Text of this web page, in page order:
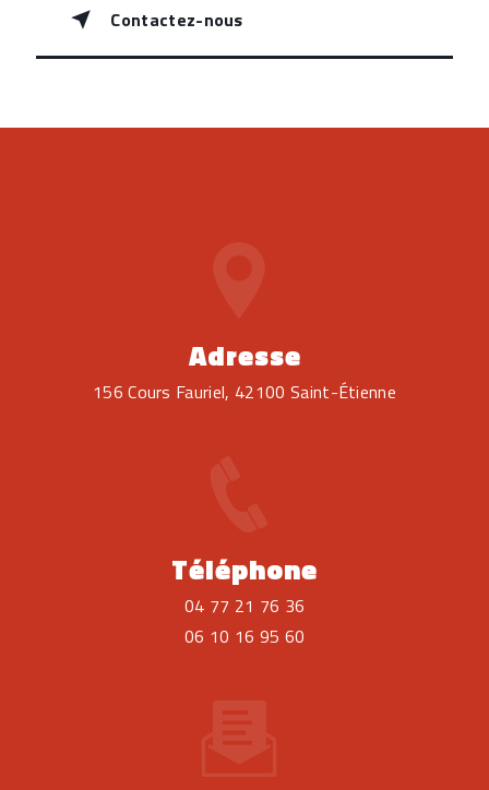
Contactez-nous
Adresse
156 Cours Fauriel, 42100 Saint-Étienne
Téléphone
04 77 21 76 36
06 10 16 95 60